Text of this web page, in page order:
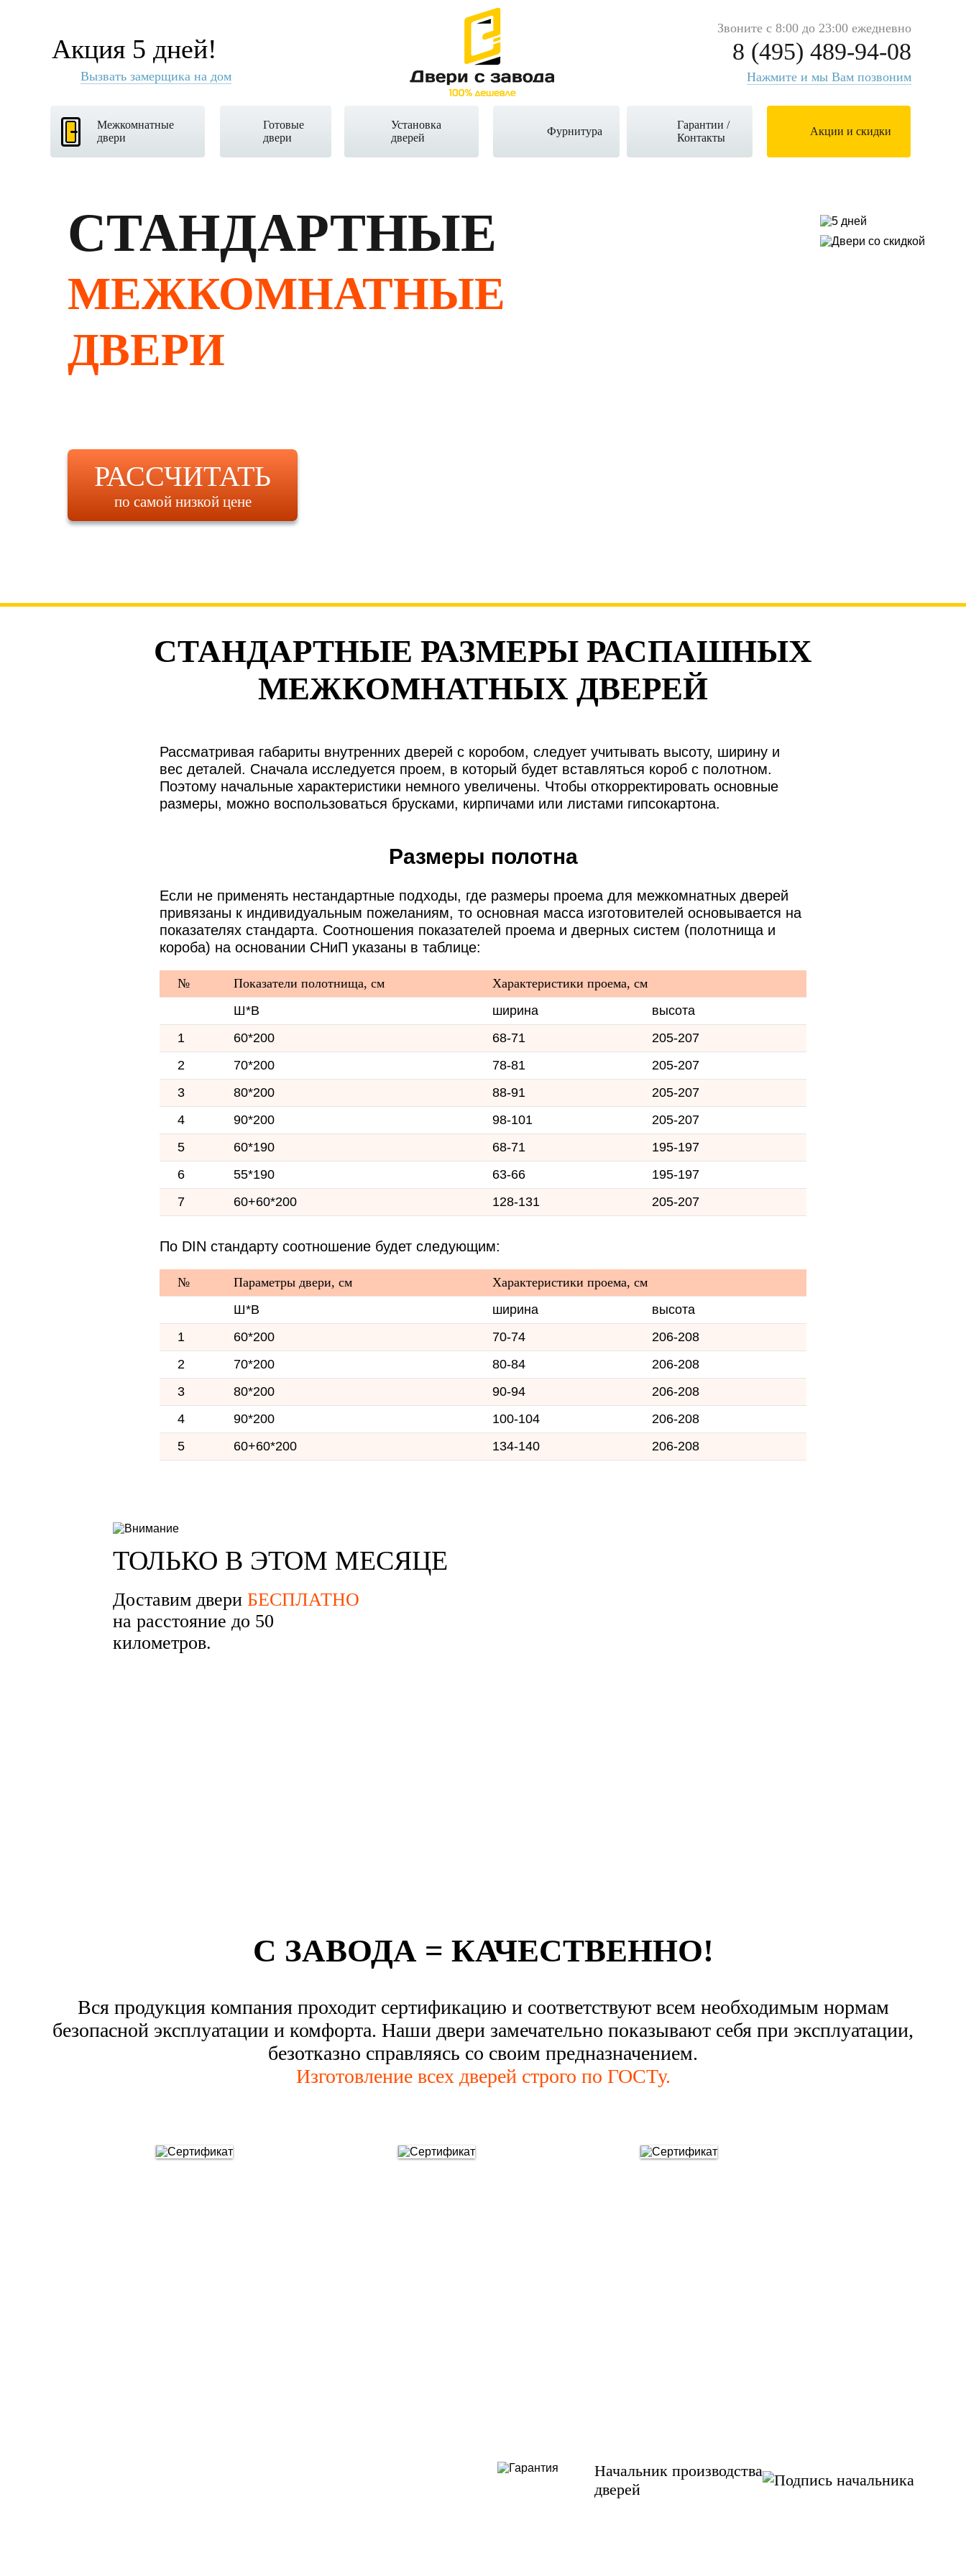
Акция 5 дней!
Вызвать замерщика на дом
Звоните с 8:00 до 23:00 ежедневно
8 (495) 489-94-08
Нажмите и мы Вам позвоним
Межкомнатные
двери
Готовые
двери
Установка
дверей
Фурнитура
Гарантии /
Контакты
Акции и скидки
СТАНДАРТНЫЕ
МЕЖКОМНАТНЫЕ
ДВЕРИ
РАССЧИТАТЬ
по самой низкой цене
СТАНДАРТНЫЕ РАЗМЕРЫ РАСПАШНЫХ
МЕЖКОМНАТНЫХ ДВЕРЕЙ
Рассматривая габариты внутренних дверей с коробом, следует учитывать высоту, ширину и
вес деталей. Сначала исследуется проем, в который будет вставляться короб с полотном.
Поэтому начальные характеристики немного увеличены. Чтобы откорректировать основные
размеры, можно воспользоваться брусками, кирпичами или листами гипсокартона.
Размеры полотна
Если не применять нестандартные подходы, где размеры проема для межкомнатных дверей
привязаны к индивидуальным пожеланиям, то основная масса изготовителей основывается на
показателях стандарта. Соотношения показателей проема и дверных систем (полотнища и
короба) на основании СНиП указаны в таблице:
№ Показатели полотнища, см
Характеристики проема, см
Ш*В
ширина
высота
1
60*200 68-71
205-207
2
70*200 78-81
205-207
3
80*200 88-91
205-207
4
90*200 98-101
205-207
5
60*190 68-71
195-197
6
55*190 63-66
195-197
7
60+60*200 128-131 205-207
По DIN стандарту соотношение будет следующим:
№ Параметры двери, см
Характеристики проема, см
Ш*В
ширина
высота
1
60*200 70-74
206-208
2
70*200 80-84
206-208
3
80*200 90-94
206-208
4
90*200 100-104
206-208
5
60+60*200 134-140 206-208
ТОЛЬКО В ЭТОМ МЕСЯЦЕ
Доставим двери БЕСПЛАТНО
на расстояние до 50
километров.
С ЗАВОДА = КАЧЕСТВЕННО!
Вся продукция компания проходит сертификацию и соответствуют всем необходимым нормам
безопасной эксплуатации и комфорта. Наши двери замечательно показывают себя при эксплуатации,
безотказно справляясь со своим предназначением.
Изготовление всех дверей строго по ГОСТу.
Начальник производства
дверей